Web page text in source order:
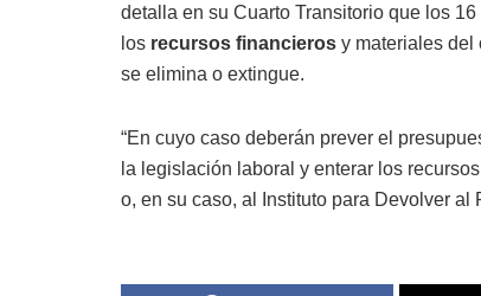
detalla en su Cuarto Transitorio que los
los recursos financieros y materiales del
se elimina o extingue.
“En cuyo caso deberán prever el
la legislación laboral y enterar los
o, en su caso, al Instituto para Devolver al